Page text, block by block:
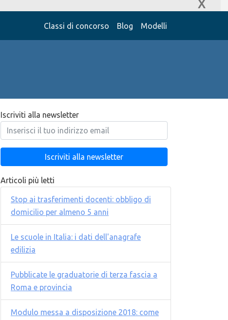
X
Classi di concorso Blog Modelli
Iscriviti alla newsletter
Articoli più letti
Stop ai trasferimenti docenti: obbligo di
domicilio per almeno 5 anni
Le scuole in Italia: i dati dell'anagrafe
edilizia
Pubblicate le graduatorie di terza fascia a
Roma e provincia
Modulo messa a disposizione 2018: come